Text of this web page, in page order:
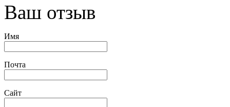
Ваш отзыв
Имя
Почта
Сайт